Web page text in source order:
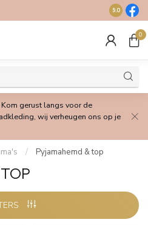
Gratis
9.0
0
gerust langs voor de
wij verheugen ons op je
/ Pyjamahemd & top